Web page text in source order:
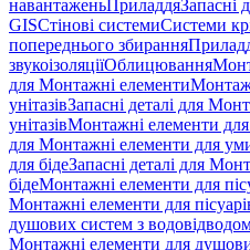
навантаженьПриладдяЗапасні
GISСтінові системиСистеми
попереднього збирання
звукоізоляціїОблицювання
для Монтажні елементи
унітазівЗапасні деталі для
унітазівМонтажні елементи
для Монтажні елементи для
для бідеЗапасні деталі для
бідеМонтажні елементи для
Монтажні елементи для
душових систем з водовідводом
Монтажні елементи для